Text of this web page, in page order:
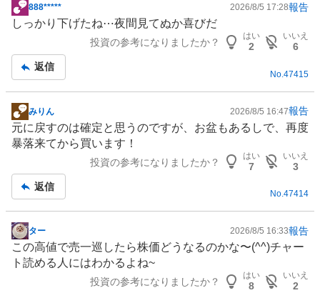
掲
示
事
888***** 2026/8/5 17:28報告
しっかり下げたね⋯夜間見てぬか喜びだ
投資の参考になりましたか？
はい
2
いいえ
6
返信
No. 47415
掲
示
板
みりん 2026/8/5 16:47報告
元に戻すのは確定と思うのですが、お盆もあるしで、再度
暴落来てから買います！
投資の参考になりましたか？
はい
7
いいえ
3
返信
No.47414
掲
示
板
ター 2026/8/5 16:33報告
この高値で売一巡したら株価どうなるのかな〜(^^)チャー
ト読める人にはわかるよね~
投資の参考になりましたか？
はい
8
いいえ
2